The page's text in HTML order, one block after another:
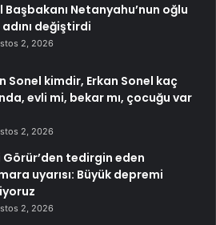
Başbakanı Netanyahu’nun oğlu
adını değiştirdi
2, 2026
Sonel kimdir, Erkan Sonel kaç
evli mi, bekar mı, çocuğu var
2, 2026
Görür’den tedirgin eden
uyarısı: Büyük depremi
2, 2026